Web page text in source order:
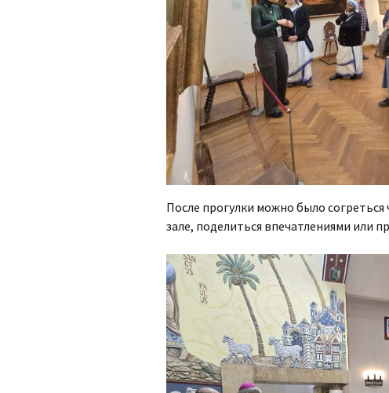
После прогулки можно было
зале, поделиться впечатлениями или